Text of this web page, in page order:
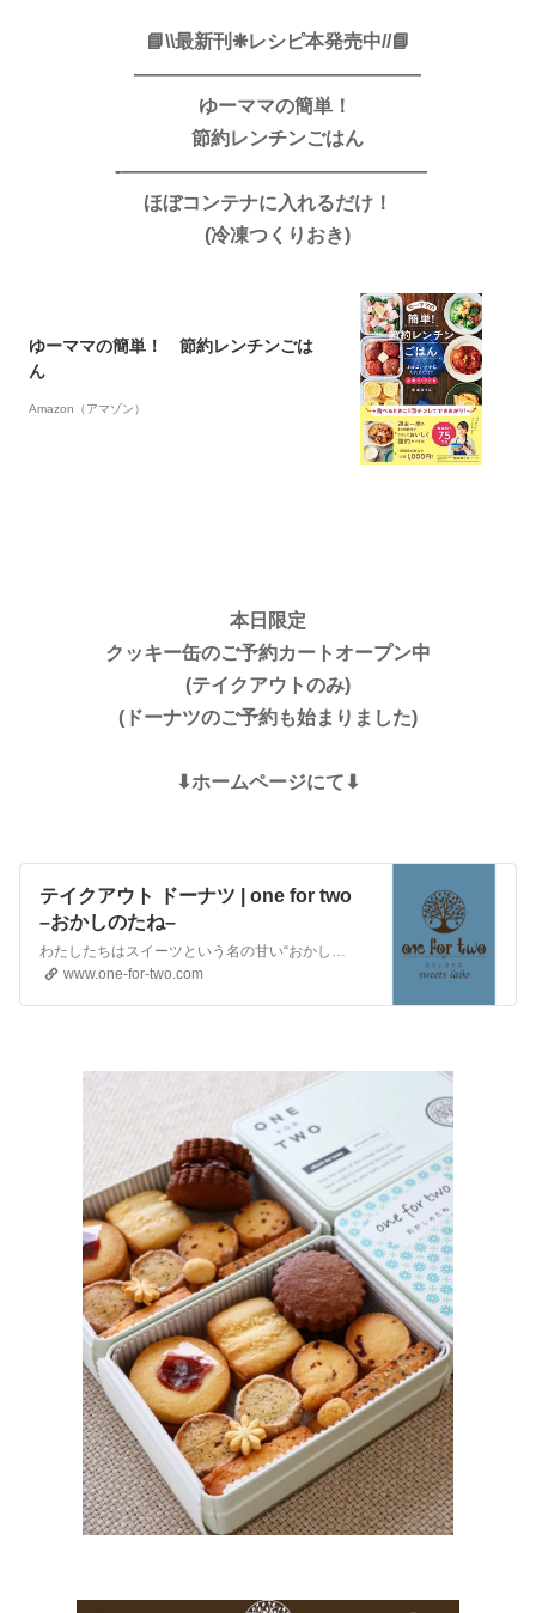
📘\\最新刊❋レシピ本発売中//📘
———————————————
ゆーママの簡単！
節約レンチンごはん
-————————————————
ほぼコンテナに入れるだけ！
(冷凍つくりおき)
ゆーママの簡単！ 節約レンチンごは
ん
Amazon（アマゾン）
本日限定
クッキー缶のご予約カートオープン中
(テイクアウトのみ)
(ドーナツのご予約も始まりました)
⬇︎ホームページにて⬇︎
テイクアウト ドーナツ | one for two
–おかしのたね–
www.one-for-two.com